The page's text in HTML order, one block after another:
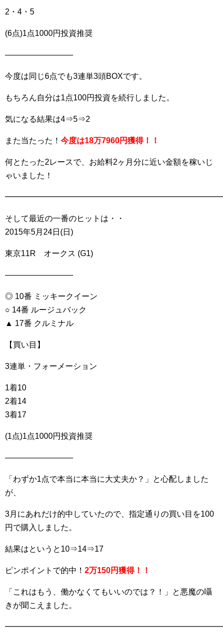
2・4・5
(6点)1点1000円投資推奨
————————–
今度は同じ6点でも3連単3頭BOXです。
もちろん自分は1点100円投資を続行しました。
気になる結果は4⇒5⇒2
また当たった！ 今度は18万7960円獲得！！
何とたった2レースで、お給料2ヶ月分に近い金額を稼いじ
ゃいました！
そして最近の一番のヒットは・・
2015年5月24日(日)
東京11R オークス (G1)
————————–
◎ 10番 ミッキークイーン
○ 14番 ルージュバック
▲ 17番 クルミナル
【買い目】
3連単・フォーメーション
1着10
2着14
3着17
(1点)1点1000円投資推奨
————————–
「わずか1点で本当に本当に大丈夫か？」と心配しました
が、
3月にあれだけ的中していたので、指定通りの買い目を100
円で購入しました。
結果はというと10⇒14⇒17
ピンポイントで的中！ 2万150円獲得！！
「これはもう、働かなくてもいいのでは？！」と悪魔の囁
きが聞こえました。